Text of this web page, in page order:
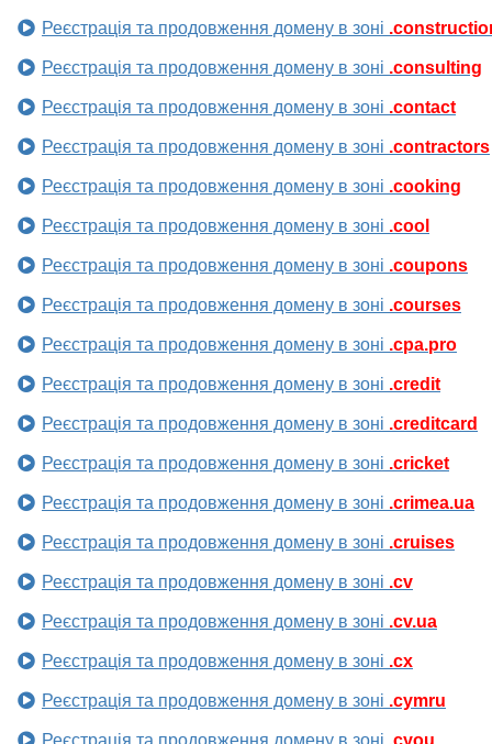
Реєстрація та продовження домену в зоні
Реєстрація та продовження домену в зоні .consulting
Реєстрація та продовження домену в зоні .contact
Реєстрація та продовження домену в зоні .contractors
Реєстрація та продовження домену в зоні .cooking
Реєстрація та продовження домену в зоні .cool
Реєстрація та продовження домену в зоні .coupons
Реєстрація та продовження домену в зоні .courses
Реєстрація та продовження домену в зоні .cpa.pro
Реєстрація та продовження домену в зоні .credit
Реєстрація та продовження домену в зоні .creditcard
Реєстрація та продовження домену в зоні .cricket
Реєстрація та продовження домену в зоні .crimea.ua
Реєстрація та продовження домену в зоні .cruises
Реєстрація та продовження домену в зоні .cv
Реєстрація та продовження домену в зоні .cv.ua
Реєстрація та продовження домену в зоні .cx
Реєстрація та продовження домену в зоні .cymru